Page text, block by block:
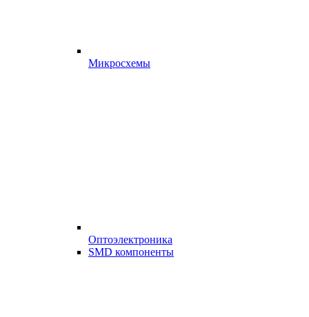
Микросхемы
Оптоэлектроника
SMD компоненты